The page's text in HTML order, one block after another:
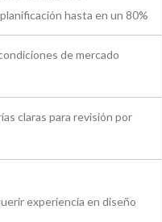
hasta en un 80%
de mercado
claras para revisión por
experiencia en diseño